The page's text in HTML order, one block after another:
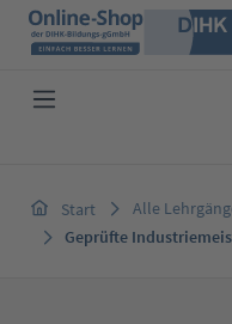
Zum Hauptinhalt springen
Start Alle
Geprüfte